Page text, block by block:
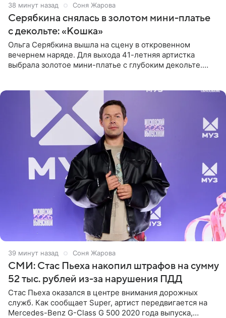
39 минут назад Соня Жарова
Серябкина снялась в золотом мини-платье
с декольте: «Кошка»
Ольга Серябкина вышла на сцену в откровенном
вечернем наряде. Для выхода 41-летняя артистка
выбрала золотое мини-платье с глубоким декольте.
40 минут назад Соня Жарова
СМИ: Стас Пьеха накопил штрафов на сумму
52 тыс. рублей из-за нарушения ПДД
Стас Пьеха оказался в центре внимания дорожных
служб. Как сообщает Super, артист передвигается на
Mercedes-Benz G-Class G 500 2020 года выпуска,